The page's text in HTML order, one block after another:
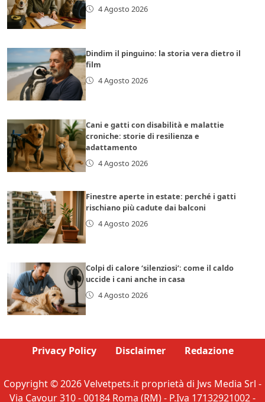
4 Agosto 2026
Dindim il pinguino: la storia vera dietro il
film
4 Agosto 2026
Cani e gatti con disabilità e malattie
croniche: storie di resilienza e
adattamento
4 Agosto 2026
Finestre aperte in estate: perché i gatti
rischiano più cadute dai balconi
4 Agosto 2026
Colpi di calore ‘silenziosi’: come il caldo
uccide i cani anche in casa
4 Agosto 2026
Privacy Policy Disclaimer Redazione
Copyright © 2026 Velvetpets.it proprietà di Jws Media Srl -
Via Cavour 310 - 00184 Roma (RM) - P.Iva 17132921002 -